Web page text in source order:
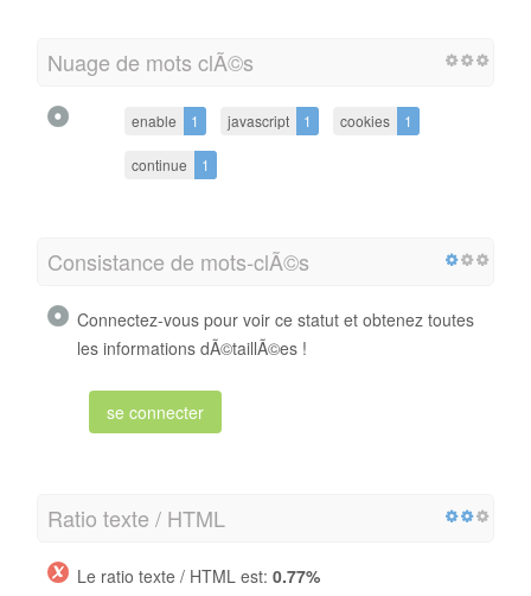
Nuage de mots clÃ©s
enable 1 javascript 1 cookies 1
continue 1
Consistance de mots-clÃ©s
Connectez-vous pour voir ce statut et obtenez toutes
les informations dÃ©taillÃ©es !
se connecter
Ratio texte / HTML
Le ratio texte / HTML est: 0.77%